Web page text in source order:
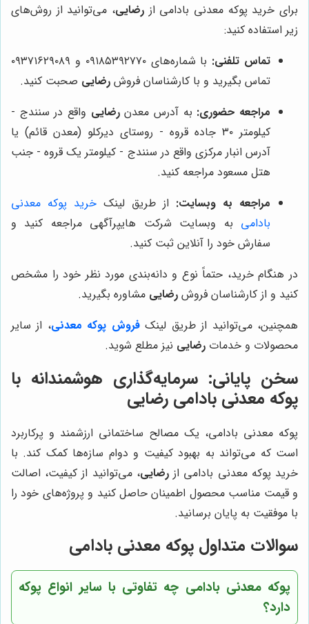
برای خرید پوکه معدنی بادامی از رضایی، می‌توانید از روش‌های
زیر استفاده کنید:
تماس تلفنی:
با شماره‌های ۰۹۱۸۵۳۹۲۷۷۰ و ۰۹۳۷۱۶۲۹۰۸۹
تماس بگیرید و با کارشناسان فروش رضایی صحبت کنید.
مراجعه حضوری: به آدرس معدنرضایی واقع در سنندج -
کیلومتر ۳۰ جاده قروه - روستای دیرکلو (معدن قائم) یا
آدرس انبار مرکزی واقع در سنندج - کیلومتر یک قروه - جنب
هتل مسعود مراجعه کنید.
مراجعه به وبسایت: از طریق لینک خرید پوکه معدنی
بادامی به وبسایت شرکت هایپرآگهی مراجعه کنید و
سفارش خود را آنلاین ثبت کنید.
در هنگام خرید، حتماً نوع و دانه‌بندی مورد نظر خود را مشخص
کنید و از کارشناسان فروش رضایی مشاوره بگیرید.
همچنین، می‌توانید از طریق لینکفروش پوکه معدنی، از سایر
محصولات و خدمات رضایی نیز مطلع شوید.
سخن پایانی: سرمایه‌گذاری هوشمندانه با
پوکه معدنی بادامی رضایی
پوکه معدنی بادامی، یک مصالح ساختمانی ارزشمند و پرکاربرد
است که می‌تواند به بهبود کیفیت و دوام سازه‌ها کمک کند. با
خرید پوکه معدنی بادامی ازرضایی، می‌توانید از کیفیت، اصالت
و قیمت مناسب محصول اطمینان حاصل کنید و پروژه‌های خود را
با موفقیت به پایان برسانید.
سوالات متداول پوکه معدنی بادامی
پوکه معدنی بادامی چه تفاوتی با سایر انواع پوکه
دارد؟